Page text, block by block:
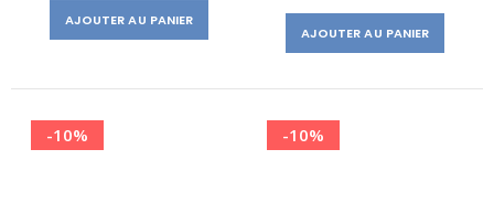
AJOUTER AU PANIER
AJOUTER AU PANIER
-10% -10%